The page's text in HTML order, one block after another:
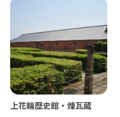
上花輪歴史館・煉瓦蔵